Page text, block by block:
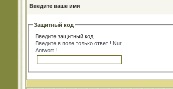
Введите ваше имя
Защитный код
Введите защитный код
Введите в поле только ответ ! Nur
Antwort !